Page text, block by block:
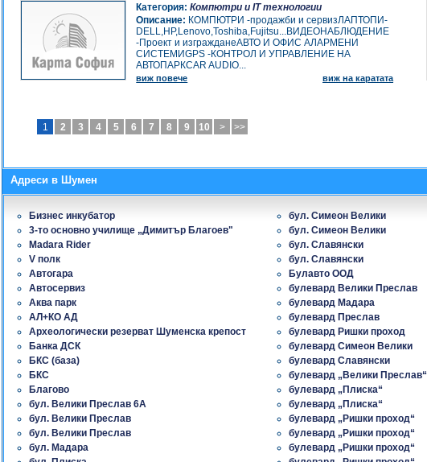
Категория: Компютри и IT технологии
Описание: КОМПЮТРИ -продажби и сервизЛАПТОПИ-
DELL,HP,Lenovo,Toshiba,Fujitsu...ВИДЕОНАБЛЮДЕНИЕ
-Проект и изгражданеАВТО И ОФИС АЛАРМЕНИ
СИСТЕМИGPS -КОНТРОЛ И УПРАВЛЕНИЕ НА
АВТОПАРКCAR AUDIO...
виж повече виж на каратата
1 2 3 4 5 6 7 8 9 10 > >>
Адреси в Шумен
Бизнес инкубатор
3-то основно училище „Димитър Благоев"
Madara Rider
V полк
Автогара
Автосервиз
Аква парк
АЛ+КО АД
Археологически резерват Шуменска крепост
Банка ДСК
БКС (база)
БКС
Благово
бул. Велики Преслав 6A
бул. Велики Преслав
бул. Велики Преслав
бул. Мадара
бул. Симеон Велики
бул. Симеон Велики
бул. Славянски
бул. Славянски
Булавто ООД
булевард Велики Преслав
булевард Мадара
булевард Преслав
булевард Ришки проход
булевард Симеон Велики
булевард Славянски
булевард „Велики Преслав“
булевард „Плиска“
булевард „Плиска“
булевард „Ришки проход“
булевард „Ришки проход“
булевард „Ришки проход“